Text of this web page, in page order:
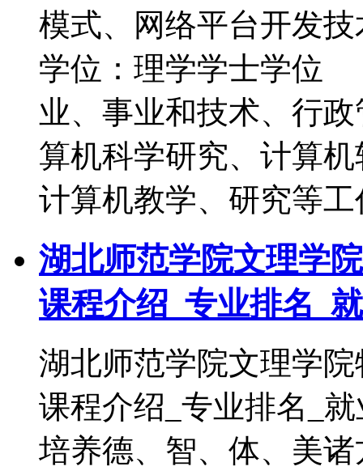
模式、网络平台开发
学位：理学学士学位
业、事业和技术、行
算机科学研究、计算
计算机教学、研究等工
湖北师范学院文理学
课程介绍_专业排名_
湖北师范学院文理学
课程介绍_专业排名_
培养德、智、体、美